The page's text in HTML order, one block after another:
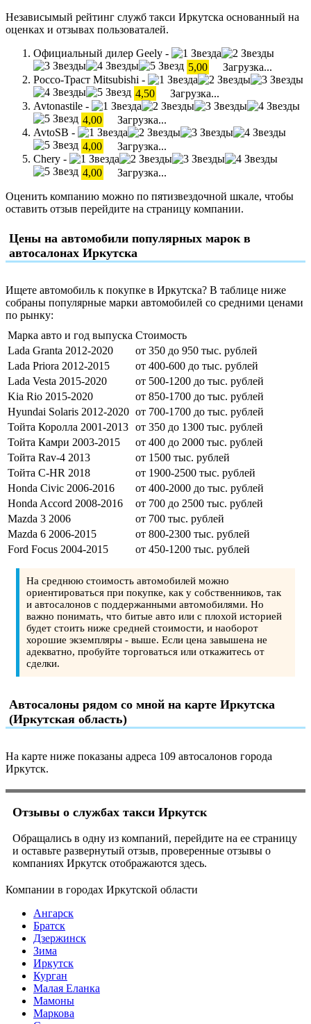
Независымый рейтинг служб такси Иркутска основанный на
оценках и отзывах пользоваталей.
Официальный дилер Geely -
5,00
Загрузка...
Россо-Траст Mitsubishi -
4,50
Загрузка...
Avtonastile -
4,00
Загрузка...
AvtoSB -
4,00
Загрузка...
Chery -
4,00
Загрузка...
Оценить компанию можно по пятизвездочной шкале, чтобы
оставить отзыв перейдите на страницу компании.
Цены на автомобили популярных марок в
автосалонах Иркутска
Ищете автомобиль к покупке в Иркутска? В таблице ниже
собраны популярные марки автомобилей со средними ценами
по рынку:
Марка авто и год выпуска Стоимость
Lada Granta 2012-2020
от 350 до 950 тыс. рублей
Lada Priora 2012-2015
от 400-600 до тыс. рублей
Lada Vesta 2015-2020
от 500-1200 до тыс. рублей
Kia Rio 2015-2020
от 850-1700 до тыс. рублей
Hyundai Solaris 2012-2020 от 700-1700 до тыс. рублей
Тойта Королла 2001-2013 от 350 до 1300 тыс. рублей
Тойта Камри 2003-2015
от 400 до 2000 тыс. рублей
Тойта Rav-4 2013
от 1500 тыс. рублей
Тойта C-HR 2018
от 1900-2500 тыс. рублей
Honda Civic 2006-2016
от 400-2000 до тыс. рублей
Honda Accord 2008-2016
от 700 до 2500 тыс. рублей
Mazda 3 2006
от 700 тыс. рублей
Mazda 6 2006-2015
от 800-2300 тыс. рублей
Ford Focus 2004-2015
от 450-1200 тыс. рублей
На среднюю стоимость автомобилей можно
ориентироваться при покупке, как у собственников, так
и автосалонов с поддержанными автомобилями. Но
важно понимать, что битые авто или с плохой историей
будет стоить ниже средней стоимости, и наоборот
хорошие экземпляры - выше. Если цена завышена не
адекватно, пробуйте торговаться или откажитесь от
сделки.
Автосалоны рядом со мной на карте Иркутска
(Иркутская область)
На карте ниже показаны адреса 109 автосалонов города
Иркутск.
Отзывы о службах такси Иркутск
Обращались в одну из компаний, перейдите на ее страницу
и оставьте развернутый отзыв, проверенные отзывы о
компаниях Иркутск отображаются здесь.
Компании в городах Иркутской области
Ангарск
Братск
Дзержинск
Зима
Иркутск
Курган
Малая Еланка
Мамоны
Маркова